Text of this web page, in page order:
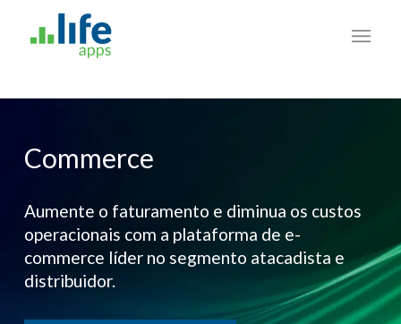
Commerce
Aumente o faturamento e diminua os custos
operacionais com a plataforma de e-
commerce líder no segmento atacadista e
distribuidor.